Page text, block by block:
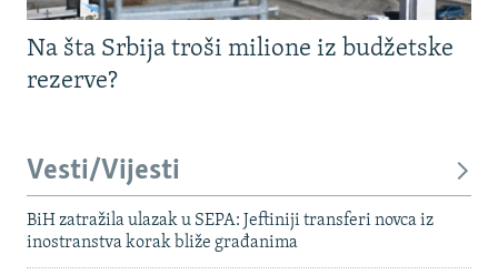
Na šta Srbija troši milione iz budžetske
rezerve?
Vesti/Vijesti
BiH zatražila ulazak u SEPA: Jeftiniji transferi novca iz
inostranstva korak bliže građanima